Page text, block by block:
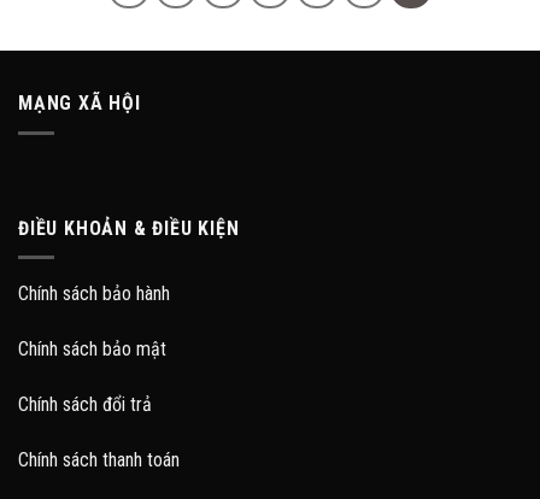
MẠNG XÃ HỘI
ĐIỀU KHOẢN & ĐIỀU KIỆN
Chính sách bảo hành
Chính sách bảo mật
Chính sách đổi trả
Chính sách thanh toán